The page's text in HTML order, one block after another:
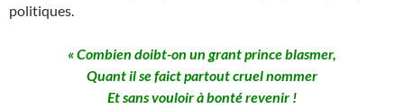
politiques.
« Combien doibt-on un grant prince blasmer,
Quant il se faict partout cruel nommer
Et sans vouloir à bonté revenir !